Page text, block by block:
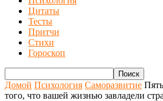
Цитаты
Тесты
Притчи
Стихи
Гороскоп
Домой Психология Саморазвитие
того, что вашей жизнью завладели